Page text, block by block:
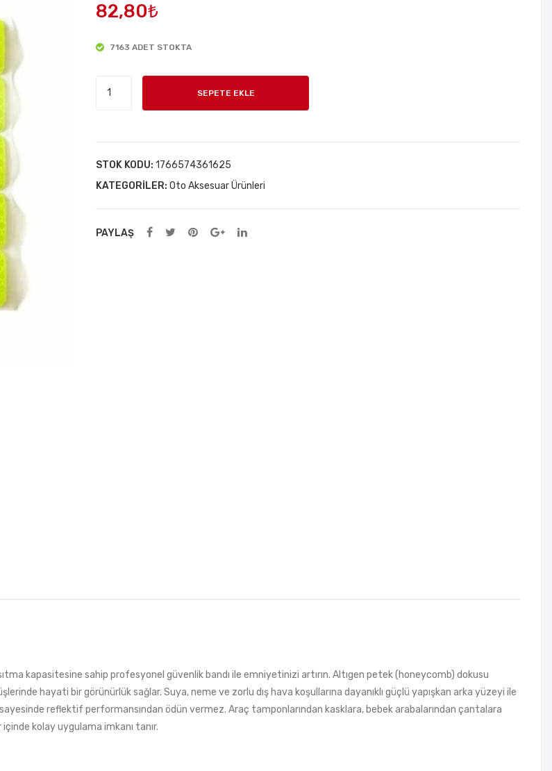
82,80₺
7163 ADET STOKTA
Reflektör
Sticker
SEPETE EKLE
STOK KODU: 1766574361625
KATEGORILER: Oto Aksesuar Ürünleri
PAYLAŞ
kapasitesine sahip profesyonel güvenlik bandı ile emniyetinizi artırın. Altıgen petek (honeycomb) dokusu
hayati bir görünürlük sağlar. Suya, neme ve zorlu dış hava koşullarına dayanıklı güçlü yapışkan arka yüzeyi ile
sayesinde reflektif performansından ödün vermez. Araç tamponlarından kasklara, bebek arabalarından çantalara
kolay uygulama imkanı tanır.